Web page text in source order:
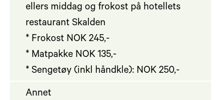
ellers middag og frokost på hotellets
restaurant Skalden
* Frokost NOK 245,-
* Matpakke NOK 135,-
* Sengetøy (inkl håndkle): NOK 250,-
Annet